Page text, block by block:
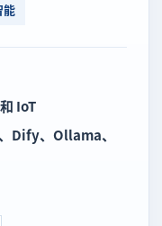
能
IoT
Dify、Ollama、